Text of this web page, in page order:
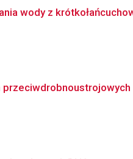
wody z